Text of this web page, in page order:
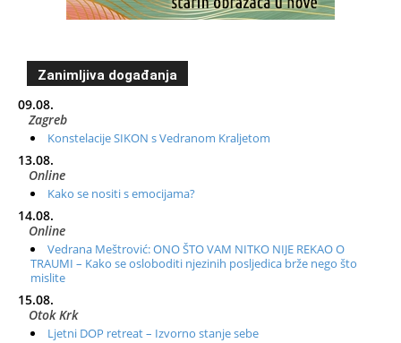
Zanimljiva događanja
09.08.
Zagreb
Konstelacije SIKON s Vedranom Kraljetom
13.08.
Online
Kako se nositi s emocijama?
14.08.
Online
Vedrana Meštrović: ONO ŠTO VAM NITKO NIJE REKAO O
TRAUMI – Kako se osloboditi njezinih posljedica brže nego što
mislite
15.08.
Otok Krk
Ljetni DOP retreat – Izvorno stanje sebe